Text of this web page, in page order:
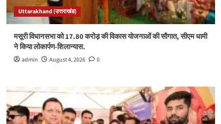
Uttarakhand (उत्तराखंड)
मसूरी विधानसभा को 17.80 करोड़ की विकास योजनाओं की सौगात, सीएम धामी
ने किया लोकार्पण-शिलान्यास.
admin August 4, 2026 0